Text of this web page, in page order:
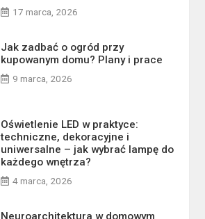
17 marca, 2026
Jak zadbać o ogród przy
kupowanym domu? Plany i prace
9 marca, 2026
Oświetlenie LED w praktyce:
techniczne, dekoracyjne i
uniwersalne – jak wybrać lampę do
każdego wnętrza?
4 marca, 2026
Neuroarchitektura w domowym